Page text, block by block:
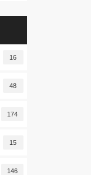
16
48
174
15
146